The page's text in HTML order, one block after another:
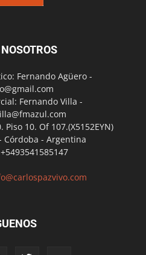
Fernando Agüero -
Fernando Villa -
10. Of 107.(X5152EYN)
Córdoba - Argentina